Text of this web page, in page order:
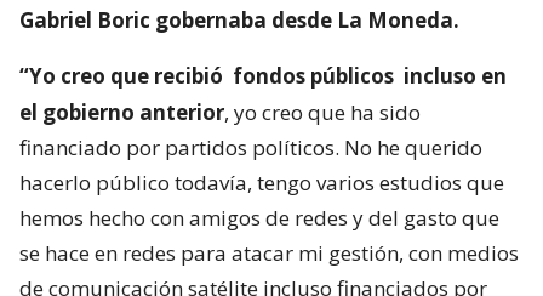
Gabriel Boric gobernaba desde La Moneda.
“Yo creo que recibió fondos públicos incluso en
el gobierno anterior, yo creo que ha sido
financiado por partidos políticos. No he querido
hacerlo público todavía, tengo varios estudios que
hemos hecho con amigos de redes y del gasto que
se hace en redes para atacar mi gestión, con medios
de comunicación satélite incluso financiados por